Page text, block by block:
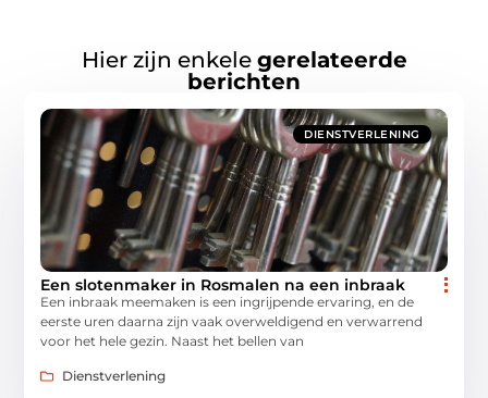
Hier zijn enkele gerelateerde
berichten
DIENSTVERLENING
Een slotenmaker in Rosmalen na een inbraak
Een inbraak meemaken is een ingrijpende ervaring, en de
eerste uren daarna zijn vaak overweldigend en verwarrend
voor het hele gezin. Naast het bellen van
Dienstverlening